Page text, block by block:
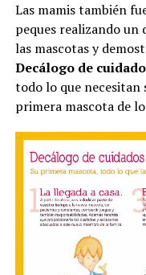
Las mamis también
peques realizando un
las mascotas y
Decálogo de
todo lo que necesitan
primera mascota de